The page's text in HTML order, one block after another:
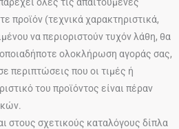
προϊόν (τεχνικά χαρακτηριστικά,
να περιοριστούν τυχόν λάθη, θα
ολοκλήρωση αγοράς σας,
περιπτώσεις που οι τιμές ή
του προϊόντος είναι πέραν
στους σχετικούς καταλόγους δίπλα